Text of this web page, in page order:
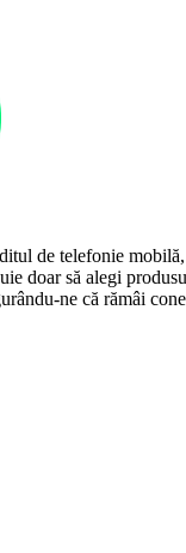
de telefonie
doar să alegi
ne că rămâi